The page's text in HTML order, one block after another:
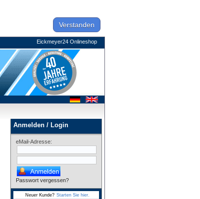
Verstanden
Eickmeyer24 Onlineshop
Anmelden / Login
eMail-Adresse:
Passwort vergessen?
Neuer Kunde? Starten Sie hier.